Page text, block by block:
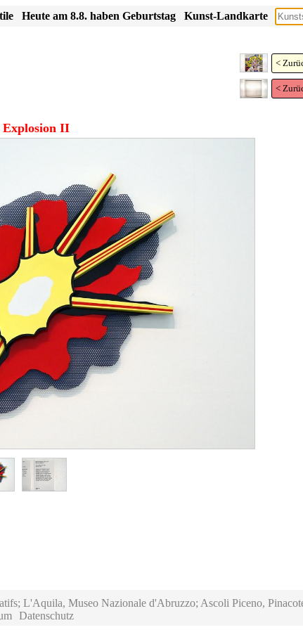
Kunst-Landkarte
Heute am 8.8. haben Geburtstag
<
<
II
L'Aquila, Museo Nazionale d'Abruzzo; Ascoli Piceno,
Datenschutz